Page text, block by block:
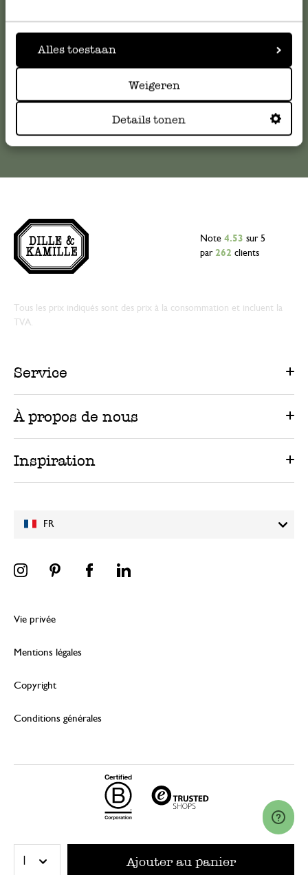
Alles toestaan
Weigeren
Details tonen
Ajouter au panier
nos réponses auxquestions les plus fréquemment posées.
Service client en ligne
FR
Note 4.53 sur 5
par 262 clients
Tous les prix indiqués sont des prix à la consommation et incluent la
TVA.
Service
À propos de nous
Inspiration
Vie privée
Mentions légales
Copyright
Conditions générales
© 2026 Dille & Kamille (Nederland) B.V.